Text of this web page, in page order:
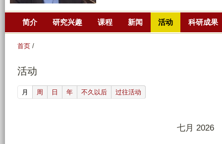
主
要
简介 研究兴趣 课程 新闻 活动 科研成果
首页 /
活动
月 (active tab)
周 日 年 不久以后 过往活动
七月 2026